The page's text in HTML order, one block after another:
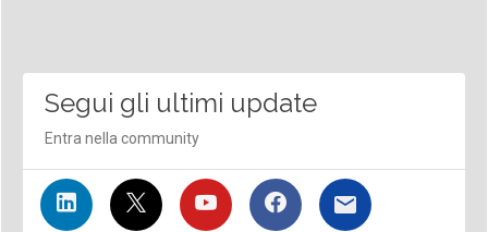
Segui gli ultimi update
Entra nella community